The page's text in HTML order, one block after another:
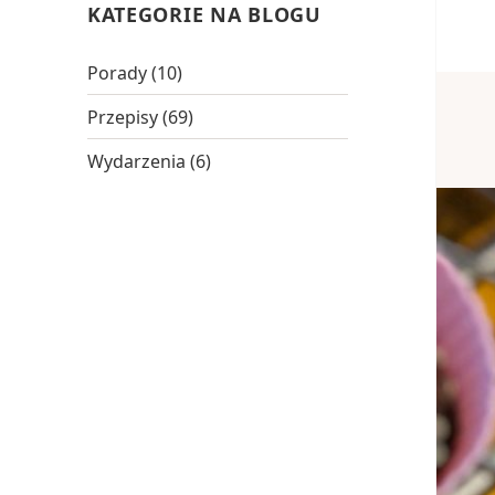
KATEGORIE NA BLOGU
Porady(10)
Przepisy(69)
Wydarzenia (6)